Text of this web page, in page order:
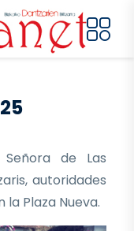
de Las
autoridades
Plaza Nueva.